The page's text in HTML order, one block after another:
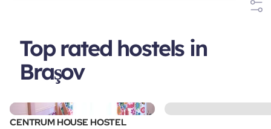
Top rated hostels in
Braşov
CENTRUM HOUSE HOSTEL